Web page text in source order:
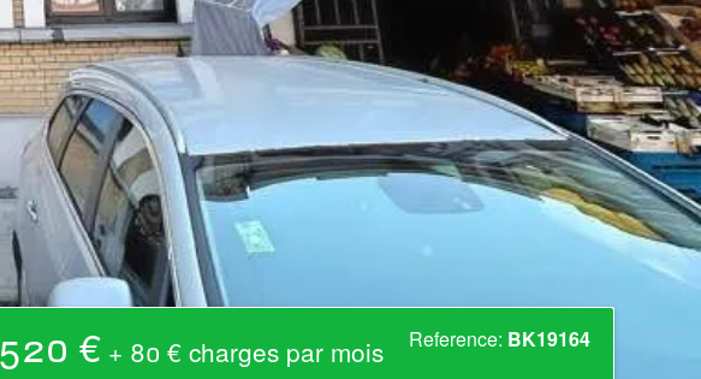
520 €+ 80 € charges par mois Reference: BK19164